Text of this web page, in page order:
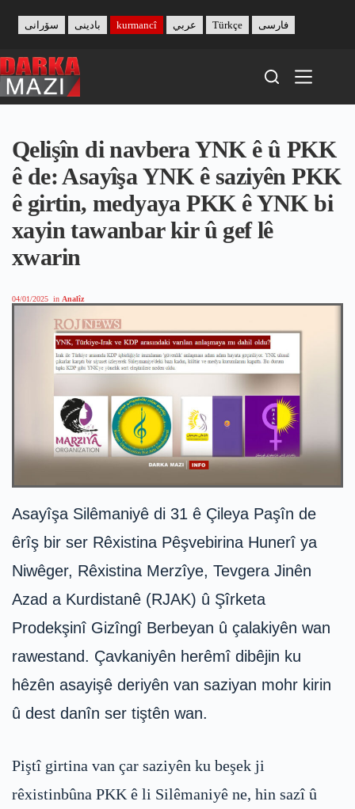
content
بادینی سۆرانی kurmancî عربي Türkçe فارسی
Qelişîn di navbera YNK ê û PKK
ê de: Asayîşa YNK ê saziyên PKK
ê girtin, medyaya PKK ê YNK bi
xayin tawanbar kir û gef lê
xwarin
04/01/2025 in Analîz
Asayîşa Silêmaniyê di 31 ê Çileya Paşîn de
êrîş bir ser Rêxistina Pêşvebirina Hunerî ya
Niwêger, Rêxistina Merzîye, Tevgera Jinên
Azad a Kurdistanê (RJAK) û Şîrketa
Prodekşinî Gizîngî Berbeyan û çalakiyên wan
rawestand. Çavkaniyên herêmî dibêjin ku
hêzên asayişê deriyên van saziyan mohr kirin
û dest danîn ser tiştên wan.
Piştî girtina van çar saziyên ku beşek ji
rêxistinbûna PKK ê li Silêmaniyê ne, hin sazî û